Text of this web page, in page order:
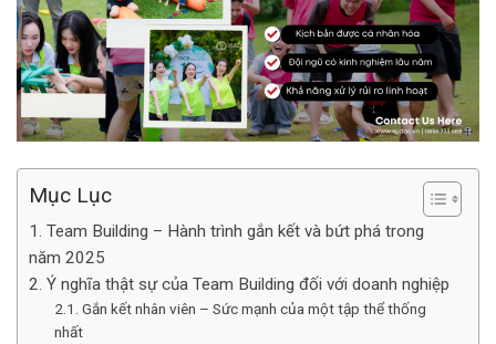
Mục Lục
1. Team Building – Hành trình gắn kết và bứt phá trong
năm 2025
2. Ý nghĩa thật sự của Team Building đối với doanh nghiệp
2.1. Gắn kết nhân viên – Sức mạnh của một tập thể thống
nhất